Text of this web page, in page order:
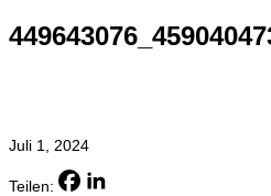
Juli 1, 2024
Teilen: